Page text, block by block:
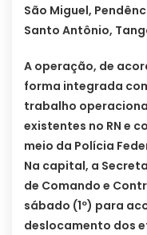
São Miguel,
Santo Antônio,
A operação, de
forma integrada
trabalho
existentes no RN e
meio da Polícia
Na capital, a
de Comando e
sábado (1º) para
deslocamento dos